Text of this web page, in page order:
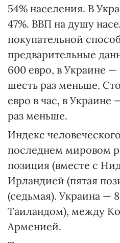
54% населения. В
47%. ВВП на душу
покупательной
предварительные
600 евро, в Украине
шесть раз меньше.
евро в час, в Украине
раз меньше.
Индекс
последнем мировом
позиция (вместе с
Ирландией (пятая
(седьмая). Украина —
Таиландом), между
Арменией.